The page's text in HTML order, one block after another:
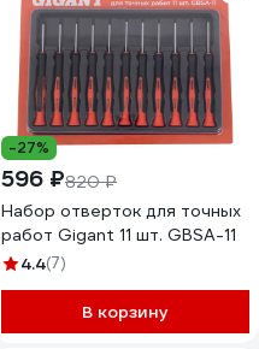
-27%
596 ₽820 ₽
Набор отверток для точных
работ Gigant 11 шт. GBSA-11
4.4(7)
В корзину